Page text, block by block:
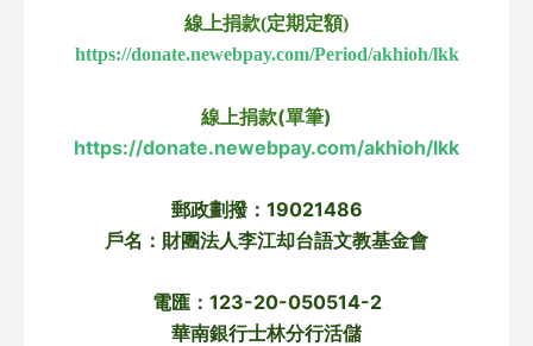
線上捐款(定期定額)
https://donate.newebpay.com/Period/akhioh/lkk
線上捐款(單筆)
https://donate.newebpay.com/akhioh/lkk
郵政劃撥：19021486
戶名：財團法人李江却台語文教基金會
電匯：123-20-050514-2
華南銀行士林分行活儲